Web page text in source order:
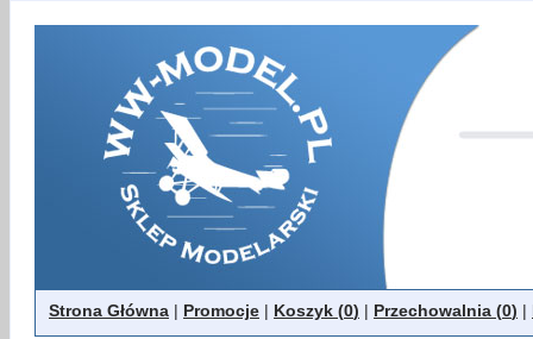
Strona Główna | Promocje | Koszyk (0) | Przechowalnia (0) |